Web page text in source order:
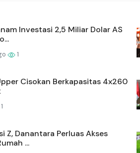
Investasi 2,5 Miliar Dolar AS
1
Cisokan Berkapasitas 4x260
1
Z, Danantara Perluas Akses
...